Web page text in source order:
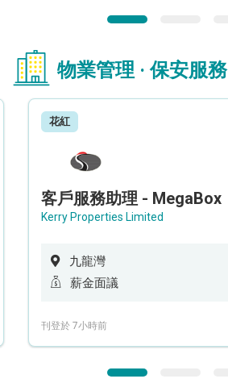
物業管理 · 保安服務
花紅
客戶服務助理 - MegaBox
Kerry Properties Limited
九龍灣
薪金面議
刊登於 7小時前